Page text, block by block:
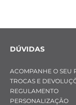
DÚVIDAS
ACOMPANHE O SEU
TROCAS E
REGULAMENTO
PERSONALIZAÇÃO